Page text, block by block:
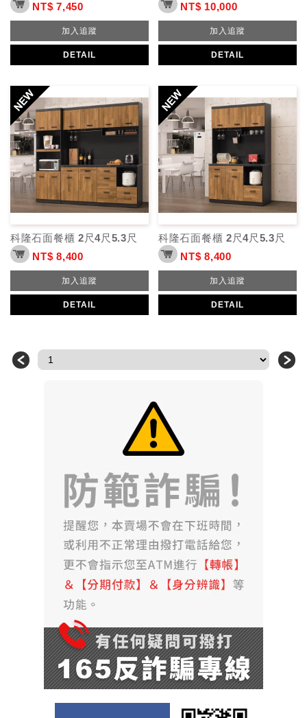
NT$ 7,450
加入追蹤
DETAIL
NT$ 10,000
加入追蹤
DETAIL
科隆石面餐櫃 2尺4尺5.3尺
NT$ 8,400
加入追蹤
DETAIL
科隆石面餐櫃 2尺4尺5.3尺
NT$ 8,400
加入追蹤
DETAIL
＜ ＞